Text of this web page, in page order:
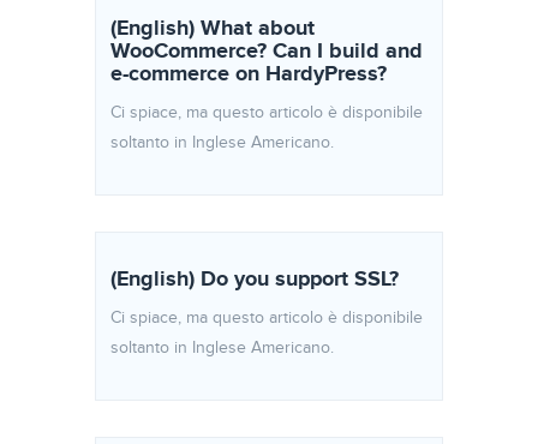
(English) What about
WooCommerce? Can I build and
e-commerce on HardyPress?
Ci spiace, ma questo articolo è disponibile
soltanto in Inglese Americano.
(English) Do you support SSL?
Ci spiace, ma questo articolo è disponibile
soltanto in Inglese Americano.